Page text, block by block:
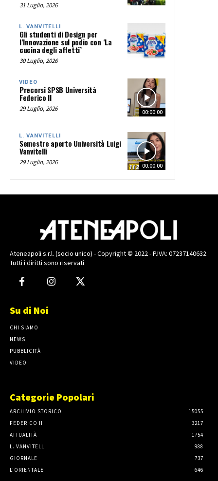
31 Luglio, 2026
L. VANVITELLI
Gli studenti di Design per
l’Innovazione sul podio con ‘La
cucina degli affetti’
30 Luglio, 2026
00:00:00
VIDEO
Precorsi SPSB Università
Federico II
29 Luglio, 2026
00:00:00
L. VANVITELLI
Semestre aperto Università Luigi
Vanvitelli
29 Luglio, 2026
Ateneapoli s.r.l. (socio unico) - Copyright © 2022 - P.IVA: 07237140632
Tutti i diritti sono riservati
Su di Noi
CHI SIAMO
NEWS
PUBBLICITÀ
VIDEO
Categorie Popolari
ARCHIVIO STORICO
15055
FEDERICO II
3217
ATTUALITÀ
1754
L. VANVITELLI
988
GIORNALE
737
L'ORIENTALE
646